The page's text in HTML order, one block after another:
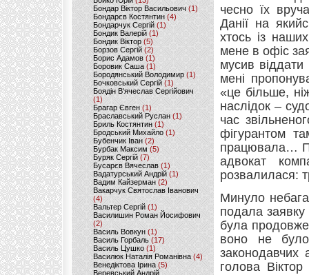
Бондар Віктор Васильович (1)
Бондарєв Костянтин (4)
Бондарчук Сергій(1)
Бондик Валерій (1)
Бондик Віктор(5)
Борзов Сергiй (2)
Борис Адамов(1)
Боровик Саша (1)
Бородянський Володимир (1)
Бочковський Сергій (1)
Боядін В'ячеслав Сергійович
(1)
Брагар Євген (1)
Браславський Руслан (1)
Бриль Костянтин (1)
Бродський Михайло (1)
Бубенчик Іван(2)
Бурбак Максим (5)
Буряк Сергій (7)
Бусарєв Вячеслав (1)
Вадатурський Андрій (1)
Вадим Кайзерман (2)
Вакарчук Святослав Іванович
(4)
Вальтер Сергій (1)
Василишин Роман Йосифович
(2)
Василь Вовкун (1)
Василь Горбаль (17)
Василь Цушко (1)
Василюк Наталія Романівна (4)
Венедіктова Ірина(5)
Веревський Андрій
чесно їх
Данії на
хтось із
мене в офіс
мусив віддати
мені
«це більше,
наслідок –
час
фігурантом
працювала…
адвокат
розвалилася:
Минуло
подала заявку
була
воно не
законодавчих
голова